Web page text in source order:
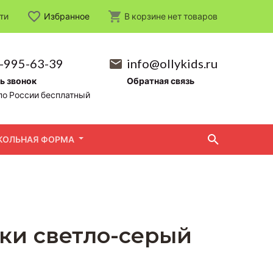
995-63-39
звонок
России бесплатный
info@ollykids.ru
Обратная связь
ФОРМА
Избранное В корзине неттоваров
светло-серый